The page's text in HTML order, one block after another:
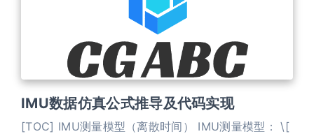
IMU数据仿真公式推导及代码实现
[TOC] IMU测量模型（离散时间） IMU测量模型： \[